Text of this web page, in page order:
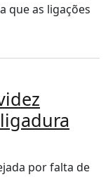
que as ligações